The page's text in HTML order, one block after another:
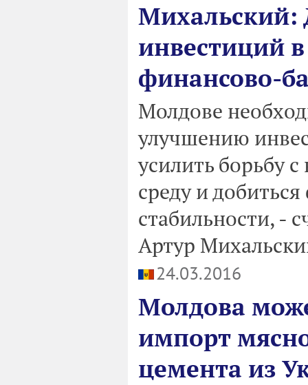
Михальский:
инвестиций
финансово-
Молдове
улучшению
усилить борьбу
среду и
стабильности, -
Артур
24.03.2016
Молдова
импорт
цемента из